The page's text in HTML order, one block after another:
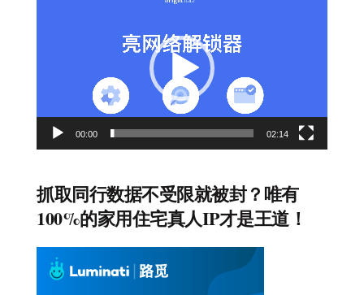
00:00 02:14
抓取同行数据不受限就被封？唯有
100%的家用住宅真人IP才是王道！